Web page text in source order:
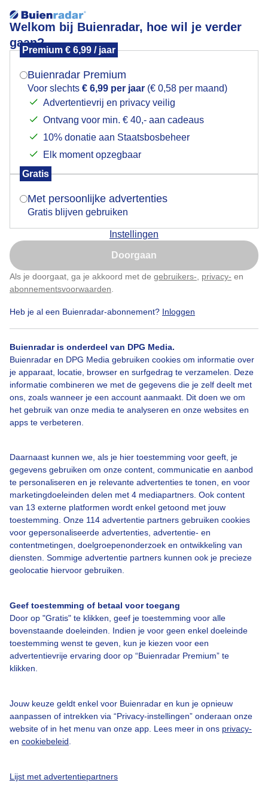
Welkom bij Buienradar, hoe wil je verder
gaan?
Premium € 6,99 / jaar
Buienradar Premium
Voor slechts € 6,99 per jaar (€ 0,58 per maand)
Advertentievrij en privacy veilig
Ontvang voor min. € 40,- aan cadeaus
10% donatie aan Staatsbosbeheer
Elk moment opzegbaar
Gratis
Met persoonlijke advertenties
Gratis blijven gebruiken
Instellingen
Doorgaan
Als je doorgaat, ga je akkoord met de gebruikers- privacy- en
abonnementsvoorwaarden
Heb je al een Buienradar-abonnement? Inloggen
Buienradar is onderdeel van DPG Media.
Buienradar en DPG Media gebruiken cookies om informatie over
je apparaat, locatie, browser en surfgedrag te verzamelen. Deze
informatie combineren we met de gegevens die je zelf deelt met
ons, zoals wanneer je een account aanmaakt. Dit doen we om
het gebruik van onze media te analyseren en onze websites en
apps te verbeteren.
Daarnaast kunnen we, als je hier toestemming voor geeft, je
gegevens gebruiken om onze content, communicatie en aanbod
te personaliseren en je relevante advertenties te tonen, en voor
marketingdoeleinden delen met 4 mediapartners. Ook content
van 13 externe platformen wordt enkel getoond met jouw
toestemming. Onze 114 advertentie partners gebruiken cookies
voor gepersonaliseerde advertenties, advertentie- en
contentmetingen, doelgroepenonderzoek en ontwikkeling van
diensten. Sommige advertentie partners kunnen ook je precieze
geolocatie hiervoor gebruiken.
Geef toestemming of betaal voor toegang
Door op "Gratis" te klikken, geef je toestemming voor alle
bovenstaande doeleinden. Indien je voor geen enkel doeleinde
toestemming wenst te geven, kun je kiezen voor een
advertentievrije ervaring door op “Buienradar Premium” te
klikken.
Jouw keuze geldt enkel voor Buienradar en kun je opnieuw
aanpassen of intrekken via “Privacy-instellingen” onderaan onze
website of in het menu van onze app. Lees meer in ons privacy-
en cookiebeleid
Lijst met advertentiepartners
Vanmiddag al een eerste bui
Door: Tim Zijlstra Gemaakt: 27-08-2025, 130x bekeken
Zon Regen Wolken
Bekijk slideshow
Over Buienradar
Bedrijfsgegevens
Contact
Toegankelijkheid
Gebruikersvoorwaarden
Adverteren
Privacy beleid
Cookie beleid
Mogen we je locatie gebruiken voor het
Indien je hier nog geen akkoord op hebt gegeven,
verschijnt er zo een pop-up uit je browser waarin
Is goed, toon de popup
Nu niet, misschien later
Klik hierom dit aan te passen